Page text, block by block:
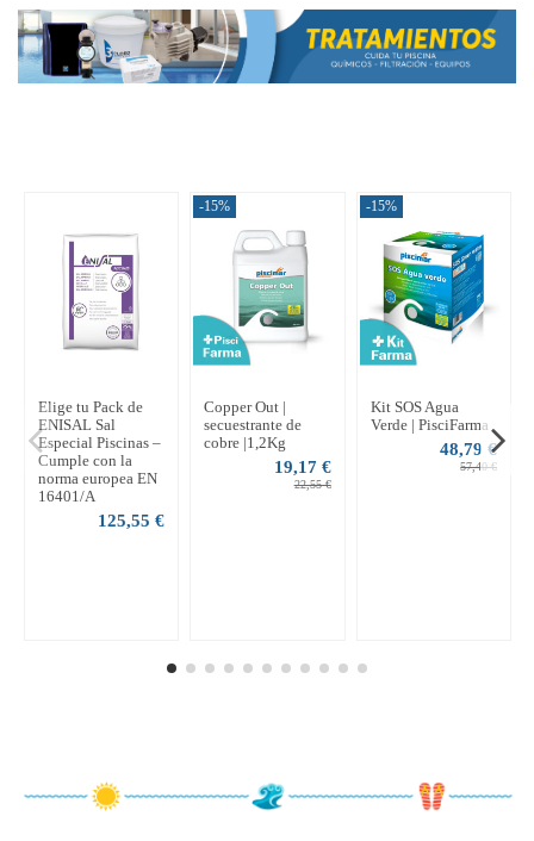
Elige tu Pack de
ENISAL Sal
Especial Piscinas –
Cumple con la
norma europea EN
16401/A
125,55 €
-15%
Copper Out |
secuestrante de
cobre |1,2Kg
19,17 €
22,55 €
-15%
Kit SOS Agua
Verde | PisciFarma
48,79 €
57,40 €